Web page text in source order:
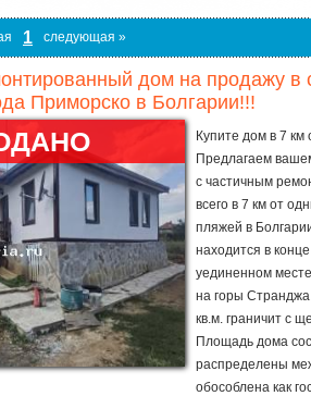
1 следующая »
дом на продажу
Приморско в Болгарии!!!
Купите дом в 7 км
Предлагаем
с частичным
всего в 7 км от
пляжей в
находится в
уединенном
на горы
кв.м. граничит с
Площадь дома
распределены
обособлена как